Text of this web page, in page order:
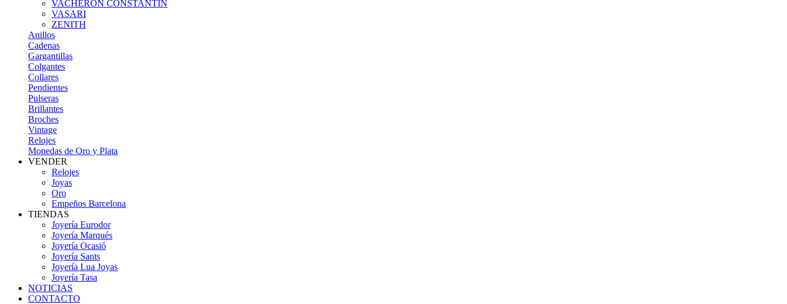
VACHERON CONSTANTIN
VASARI
ZENITH
Anillos
Cadenas
Gargantillas
Colgantes
Collares
Pendientes
Pulseras
Brillantes
Broches
Vintage
Relojes
Monedas de Oro y Plata
VENDER
Relojes
Joyas
Oro
Empeños Barcelona
TIENDAS
Joyería Eurodor
Joyería Marqués
Joyería Ocasió
Joyería Sants
Joyería Lua Joyas
Joyería Tasa
NOTICIAS
CONTACTO